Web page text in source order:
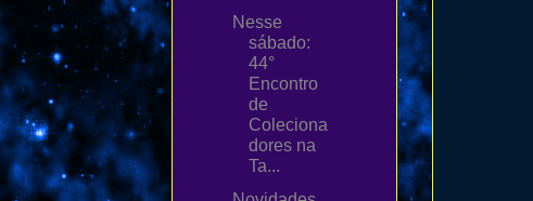
Nesse
sábado:
44°
Encontro
de
Coleciona
dores na
Ta...